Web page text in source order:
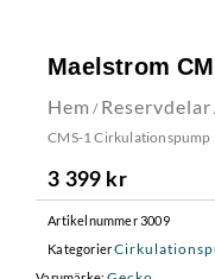
Maelstrom
Hem / Reservdelar
CMS-1 Cirkulationspump
3 399 kr
Artikelnummer3009
Kategorier